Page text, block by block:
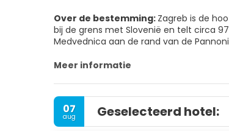
Over de bestemming: Zagreb is de
bij de grens met Slovenië en telt circa
Medvednica aan de rand van de
Zagreb is een zeer relaxte stad. Je
stadskern bestaat uit 2 delen: de hoger
Ban Jelacic Plein.
Meer informatie
07
aug Geselecteerd hotel: